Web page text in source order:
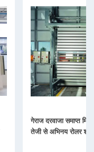
गेराज दरवाजा समाप्त
तेजी से अभिनय रोलर शटर